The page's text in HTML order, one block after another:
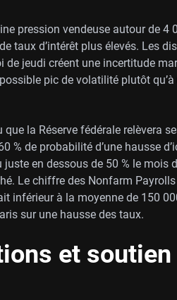
pression vendeuse autour de 4
taux d’intérêt plus élevés. Les
de jeudi créent une incertitude
pic de volatilité plutôt
la Réserve fédérale relèvera
% de probabilité d’une hausse
en dessous de 50 % le mois
Le chiffre des Nonfarm
inférieur à la moyenne de 150
sur une hausse des taux.
et soutien